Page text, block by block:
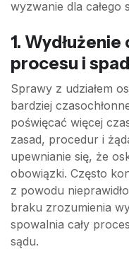
wyzwanie dla całego
1.
procesu i
Sprawy z udziałem
bardziej
poświęcać więcej
zasad, procedur i
upewnianie się, że
obowiązki. Często
z powodu
braku zrozumienia
spowalnia cały
sądu.